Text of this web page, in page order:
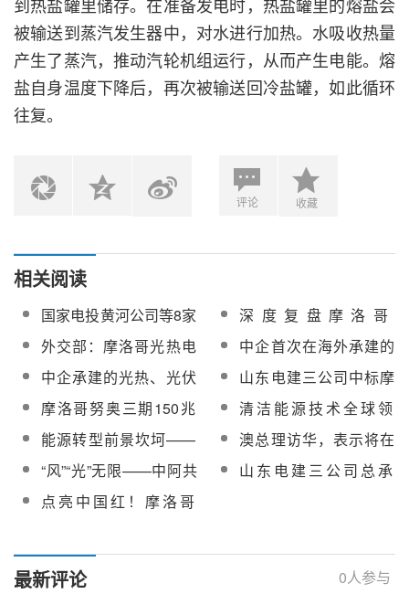
到热盐罐里储存。在准备发电时，热盐罐里的熔盐会
被输送到蒸汽发生器中，对水进行加热。水吸收热量
产生了蒸汽，推动汽轮机组运行，从而产生电能。熔
盐自身温度下降后，再次被输送回冷盐罐，如此循环
往复。
评论 收藏
相关阅读
国家电投黄河公司等8家
联合体入围摩洛哥
400MW光储项目招标
深度复盘摩洛哥
Noor150MW塔式光热电
站停工原因，凸显光热
电站运维的重要性
外交部：摩洛哥光热电
站等不断擦亮中非高质
量共建“一带一路”金字招
牌
中企首次在海外承建的
百兆瓦级光热工程——
摩洛哥努奥三期150兆
瓦光热电站
中企承建的光热、光伏
等项目，助力摩洛哥加
快低碳转型
山东电建三公司中标摩
洛哥莫津达180MW余热
电站EPC项目
摩洛哥努奥三期150兆
瓦光热电站停运时间延
长
清洁能源技术全球领
先！多家外媒聚焦中国
绿色“黑科技”
能源转型前景坎坷——
“大而美”法案恐拖累美国
清洁能源发展
澳总理访华，表示将在
绿色能源方面进一步与
中国开展合作
“风”“光”无限——中阿共
绘“一带一路”绿色图景
山东电建三公司总承
引领工程”奖
点亮中国红！摩洛哥
最新评论 0人参与